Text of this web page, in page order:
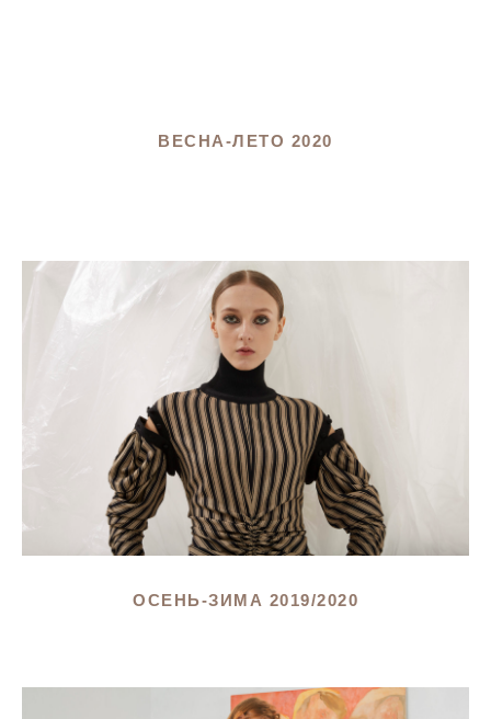
ВЕСНА-ЛЕТО 2020
ОСЕНЬ-ЗИМА 2019/2020